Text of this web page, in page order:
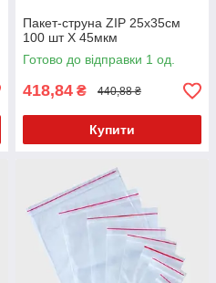
Пакет-струна ZIP 25х35см
100 шт Х 45мкм
Готово до відправки 1 од.
418,84 ₴ 440,88 ₴
Купити